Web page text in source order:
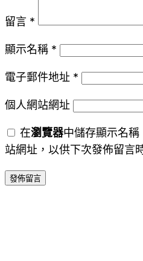
留言 *
顯示名稱 *
電子郵件地址 *
個人網站網址
在瀏覽器中儲存顯示名
站網址，以供下次發佈留言